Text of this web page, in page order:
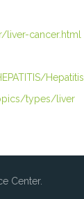
cancer.html
types/liver
Center.